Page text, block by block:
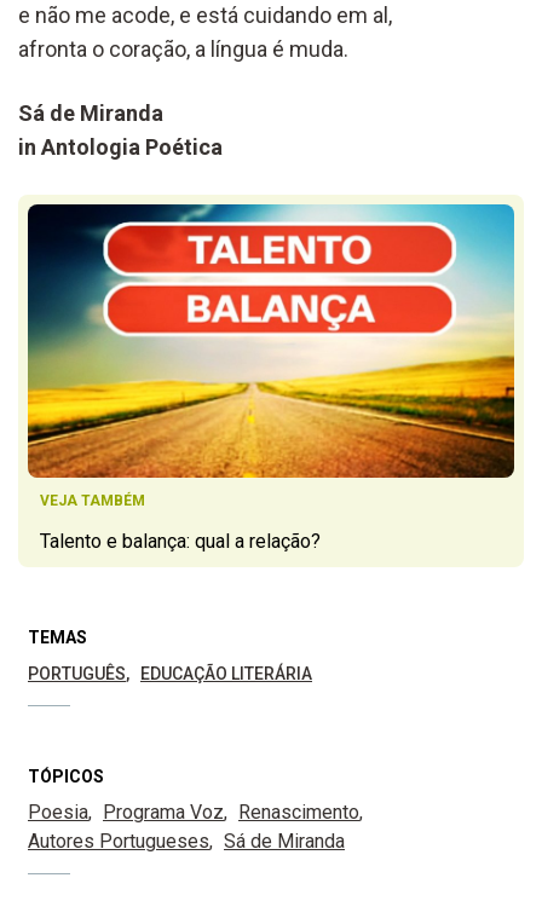
e não me acode, e está cuidando em al,
afronta o coração, a língua é muda.
Sá de Miranda
in Antologia Poética
VEJA TAMBÉM
Talento e balança: qual a relação?
TEMAS
PORTUGUÊS
EDUCAÇÃO LITERÁRIA
TÓPICOS
Poesia Programa Voz
Renascimento
Autores Portugueses
Sá de Miranda